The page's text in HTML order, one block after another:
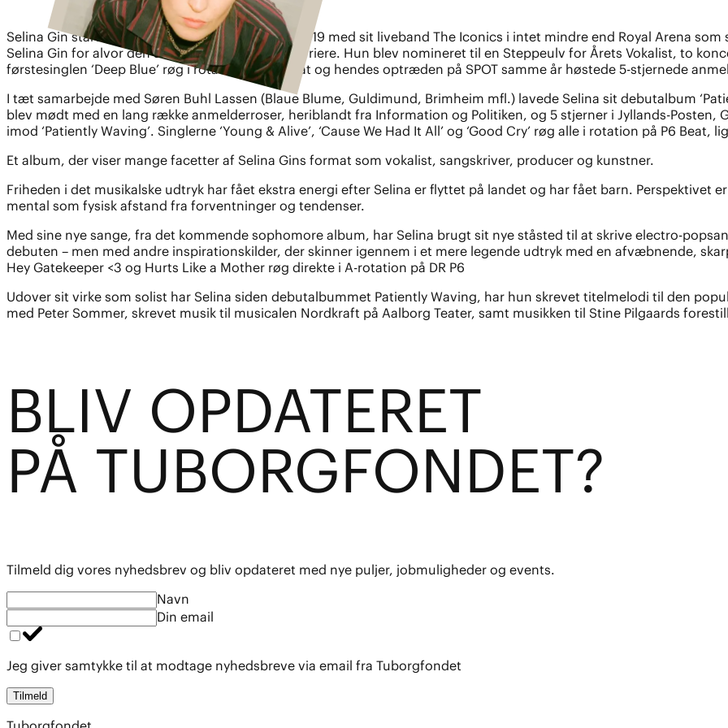
Selina Gin startede sin solokarriere i november 2019 med sit liveband The Iconics i intet mindre end Royal Arena
Selina Gin for alvor den stærkt imødesete solokarriere. Hun blev nomineret til en Steppeulv for Årets Vokalist, to
førstesinglen ‘Deep Blue’ røg i rotation på P6 Beat og hendes optræden på SPOT samme år høstede 5-stjernede
I tæt samarbejde med Søren Buhl Lassen (Blaue Blume, Guldimund, Brimheim mfl.) lavede Selina sit debutalbum
blev mødt med en lang række anmelderroser, heriblandt fra Information og Politiken, og 5 stjerner i Jyllands-Posten,
imod ‘Patiently Waving’. Singlerne ‘Young & Alive’, ‘Cause We Had It All’ og ‘Good Cry’ røg alle i rotation på P6
Et album, der viser mange facetter af Selina Gins format som vokalist, sangskriver, producer og kunstner.
Friheden i det musikalske udtryk har fået ekstra energi efter Selina er flyttet på landet og har fået barn. Perspektivet
mental som fysisk afstand fra forventninger og tendenser.
Med sine nye sange, fra det kommende sophomore album, har Selina brugt sit nye ståsted til at skrive electro-
debuten – men med andre inspirationskilder, der skinner igennem i et mere legende udtryk med en afvæbnende,
Hey Gatekeeper <3 og Hurts Like a Mother røg direkte i A-rotation på DR P6
Udover sit virke som solist har Selina siden debutalbummet Patiently Waving, har hun skrevet titelmelodi til den
med Peter Sommer, skrevet musik til musicalen Nordkraft på Aalborg Teater, samt musikken til Stine Pilgaards
BLIV OPDATERET
PÅ TUBORGFONDET?
Tilmeld dig vores nyhedsbrev og bliv opdateret med nye puljer, jobmuligheder og events.
Navn
Din email
Jeg giver samtykke til at modtage nyhedsbreve via email fra Tuborgfondet
Tilmeld